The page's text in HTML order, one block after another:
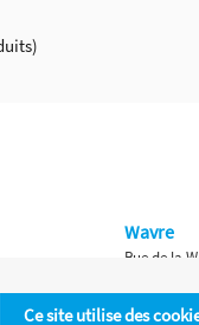
Ce site utilise des
Wavre
Rue de la
Waterloo